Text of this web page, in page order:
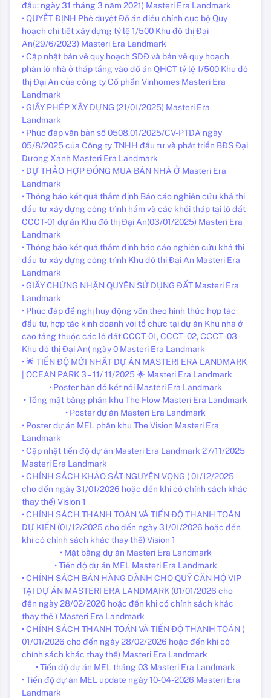
đầu: ngày 31 tháng 3 năm 2021) Masteri Era Landmark
• QUYẾT ĐỊNH Phê duyệt Đồ án điều chỉnh cục bộ Quy
hoạch chi tiết xây dựng tỷ lệ 1/500 Khu đô thị Đại
An(29/6/2023) Masteri Era Landmark
• Cập nhật bản vẽ quy hoạch SDĐ và bản vẽ quy hoạch
phân lô nhà ở thấp tầng vào đồ án QHCT tỷ lệ 1/500 Khu đô
thị Đại An của công ty Cổ phần Vinhomes Masteri Era
Landmark
• GIẤY PHÉP XÂY DỰNG (21/01/2025) Masteri Era
Landmark
• Phúc đáp văn bản số 0508.01/2025/CV-PTDA ngày
05/8/2025 của Công ty TNHH đầu tư và phát triển BĐS Đại
Dương Xanh Masteri Era Landmark
• DỰ THẢO HỢP ĐỒNG MUA BÁN NHÀ Ở Masteri Era
Landmark
• Thông báo kết quả thẩm định Báo cáo nghiên cứu khả thi
đầu tư xây dựng công trình hầm và các khối tháp tại lô đất
CCCT-01 dự án Khu đô thị Đại An(03/01/2025) Masteri Era
Landmark
• Thông báo kết quả thẩm định báo cáo nghiên cứu khả thi
đầu tư xây dựng công trình Khu đô thị Đại An Masteri Era
Landmark
• GIẤY CHỨNG NHẬN QUYÊN SỬ DỤNG ĐẤT Masteri Era
Landmark
• Phúc đáp đề nghị huy động vốn theo hình thức hợp tác
đầu tư, hợp tác kinh doanh với tổ chức tại dự án Khu nhà ở
cao tầng thuộc các lô đất CCCT-01, CCСТ-02, СССТ-03-
Khu đô thị Đại An( ngày 0 Masteri Era Landmark
• 🌟 TIẾN ĐỘ MỚI NHẤT DỰ ÁN MASTERI ERA LANDMARK
| OCEAN PARK 3 – 11/ 11/2025 🌟 Masteri Era Landmark
• Poster bản đồ kết nối Masteri Era Landmark
• Tổng mặt bằng phân khu The Flow Masteri Era Landmark
• Poster dự án Masteri Era Landmark
• Poster dự án MEL phân khu The Vision Masteri Era
Landmark
• Cập nhật tiến độ dự án Masteri Era Landmark 27/11/2025
Masteri Era Landmark
• CHÍNH SÁCH KHẢO SÁT NGUYỆN VỌNG ( 01/12/2025
cho đến ngày 31/01/2026 hoặc đến khi có chính sách khác
thay thế) Vision 1
• CHÍNH SÁCH THANH TOÁN VÀ TIẾN ĐỘ THANH TOÁN
DỰ KIẾN (01/12/2025 cho đến ngày 31/01/2026 hoặc đến
khi có chính sách khác thay thế) Vision 1
• Mặt bằng dự án Masteri Era Landmark
• Tiến độ dự án MEL Masteri Era Landmark
• CHÍNH SÁCH BÁN HÀNG DÀNH CHO QUỸ CĂN HỘ VIP
TẠI DỰ ÁN MASTERI ERA LANDMARK (01/01/2026 cho
đến ngày 28/02/2026 hoặc đến khi có chính sách khác
thay thế ) Masteri Era Landmark
• CHÍNH SÁCH THANH TOÁN VÀ TIẾN ĐỘ THANH TOÁN (
01/01/2026 cho đến ngày 28/02/2026 hoặc đến khi có
chính sách khác thay thế) Masteri Era Landmark
• Tiến độ dự án MEL tháng 03 Masteri Era Landmark
• Tiến độ dự án MEL update ngày 10-04-2026 Masteri Era
Landmark